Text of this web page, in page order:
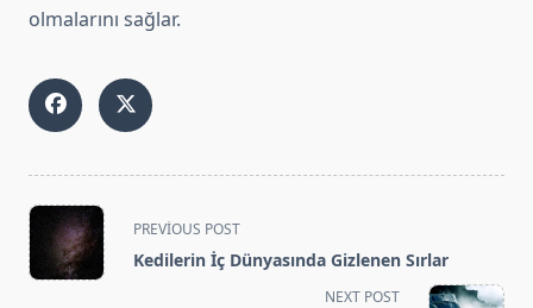
olmalarını sağlar.
<span
class="nav-
subtitle
PREVIOUS POST
Kedilerin İç Dünyasında Gizlenen Sırlar
NEXT POST